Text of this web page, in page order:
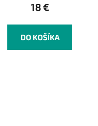
18 €
DO KOŠÍKA